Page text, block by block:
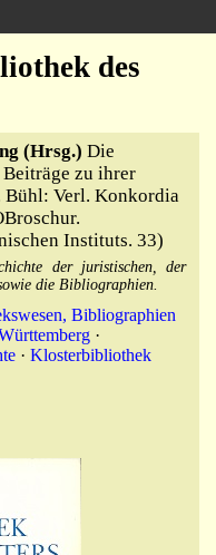
des
(Hrsg.) Die
zu ihrer
Bühl: Verl. Konkordia
Instituts. 33)
der juristischen, der
die Bibliographien.
Bibliographien
·
· Klosterbibliothek